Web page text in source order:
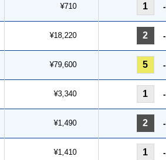
¥710 1 -
¥18,220 2 -
¥79,600 5 -
¥3,340 1 -
¥1,490 2 -
¥1,410 1 -